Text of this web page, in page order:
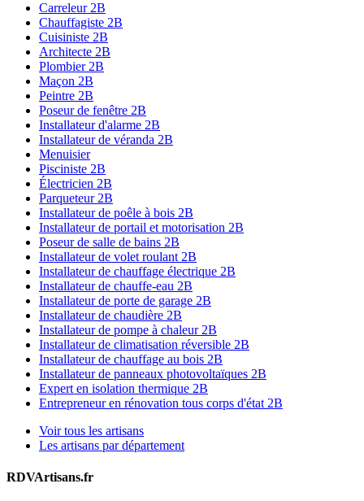
Carreleur 2B
Chauffagiste 2B
Cuisiniste 2B
Architecte 2B
Plombier 2B
Maçon 2B
Peintre 2B
Poseur de fenêtre 2B
Installateur d'alarme 2B
Installateur de véranda 2B
Menuisier
Pisciniste 2B
Électricien 2B
Parqueteur 2B
Installateur de poêle à bois 2B
Installateur de portail et motorisation 2B
Poseur de salle de bains 2B
Installateur de volet roulant 2B
Installateur de chauffage électrique 2B
Installateur de chauffe-eau 2B
Installateur de porte de garage 2B
Installateur de chaudière 2B
Installateur de pompe à chaleur 2B
Installateur de climatisation réversible 2B
Installateur de chauffage au bois 2B
Installateur de panneaux photovoltaïques 2B
Expert en isolation thermique 2B
Entrepreneur en rénovation tous corps d'état 2B
Voir tous les artisans
Les artisans par département
RDVArtisans.fr